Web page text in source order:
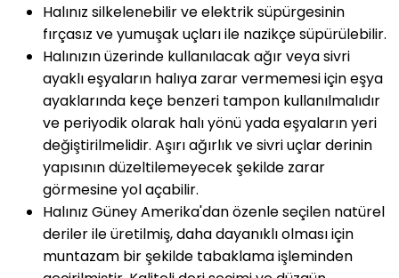
Halınız silkelenebilir ve elektrik süpürgesinin
fırçasız ve yumuşak uçları ile nazikçe süpürülebilir.
Halınızın üzerinde kullanılacak ağır veya sivri
ayaklı eşyaların halıya zarar vermemesi için eşya
ayaklarında keçe benzeri tampon kullanılmalıdır
ve periyodik olarak halı yönü yada eşyaların yeri
değiştirilmelidir. Aşırı ağırlık ve sivri uçlar derinin
yapısının düzeltilemeyecek şekilde zarar
görmesine yol açabilir.
Halınız Güney Amerika'dan özenle seçilen natürel
deriler ile üretilmiş, daha dayanıklı olması için
muntazam bir şekilde tabaklama işleminden